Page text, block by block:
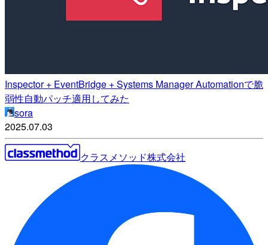
Inspector + EventBridge + Systems Manager Automationで脆
弱性自動パッチ適用してみた
sora
2025.07.03
クラスメソッド株式会社